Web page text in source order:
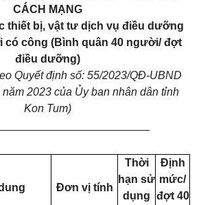
CÁCH MẠNG
thiết bị, vật tư dịch vụ điều dưỡng
có công (Bình quân 40 người/ đợt
điều dưỡng)
Quyết định số: 55/2023/QĐ-UBND
2023 của Ủy ban nhân dân tỉnh
Kon Tum)
Đơn vị tính
Thời
hạn sử
dụng
Định
mức/
đợt 40